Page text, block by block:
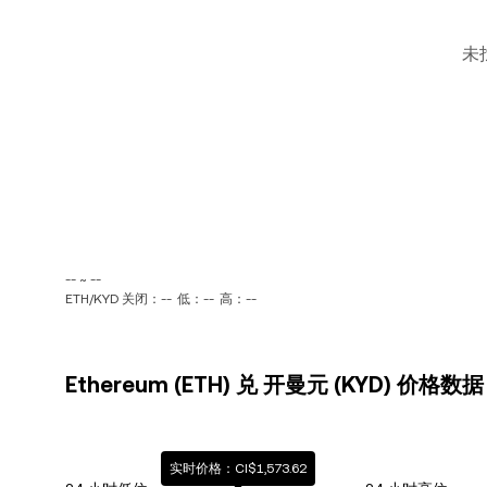
未
-- ~ --
ETH/KYD 关闭：-- 低：-- 高：--
Ethereum (ETH) 兑 开曼元 (KYD) 价格数据
实时价格：CI$1,573.62